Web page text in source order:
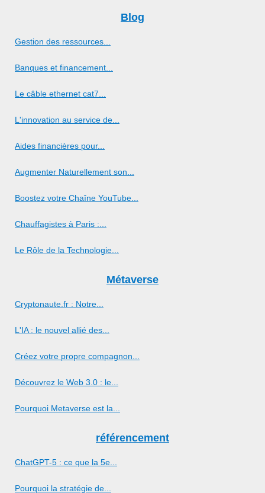
Blog
Gestion des ressources...
Banques et financement...
Le câble ethernet cat7...
L'innovation au service de...
Aides financières pour...
Augmenter Naturellement son...
Boostez votre Chaîne YouTube...
Chauffagistes à Paris :...
Le Rôle de la Technologie...
Métaverse
Cryptonaute.fr : Notre...
L'IA : le nouvel allié des...
Créez votre propre compagnon...
Découvrez le Web 3.0 : le...
Pourquoi Metaverse est la...
référencement
ChatGPT-5 : ce que la 5e...
Pourquoi la stratégie de...